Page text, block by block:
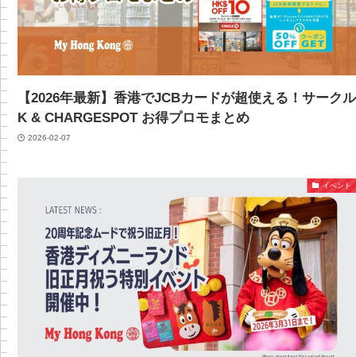
【2026年最新】香港でJCBカードが超使える！サークル
K & CHARGESPOT お得プロモまとめ
2026-02-07
イベント